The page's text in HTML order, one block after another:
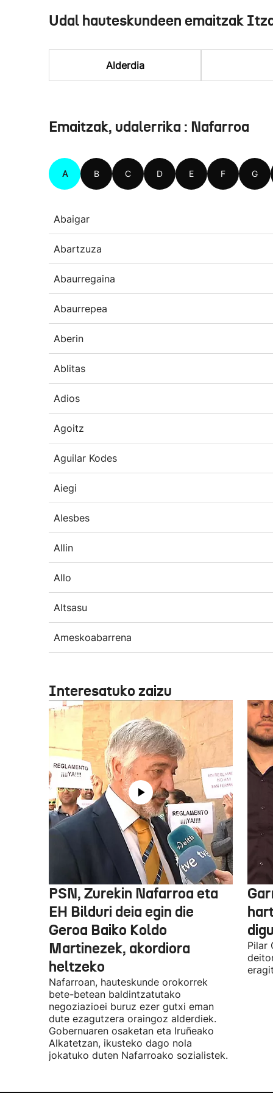
Udal hauteskundeen emaitzak
Alderdia
Emaitzak, udalerrika : Nafarroa
A B C D E F G
Abaigar
Abartzuza
Abaurregaina
Abaurrepea
Aberin
Ablitas
Adios
Agoitz
Aguilar Kodes
Aiegi
Alesbes
Allin
Allo
Altsasu
Ameskoabarrena
Interesatuko zaizu
PSN, Zurekin Nafarroa eta
EH Bilduri deia egin die
Geroa Baiko Koldo
Martinezek, akordiora
heltzeko
Nafarroan, hauteskunde orokorrek
bete-betean baldintzatutako
negoziazioei buruz ezer gutxi eman
dute ezagutzera oraingoz alderdiek.
Gobernuaren osaketan eta Iruñeako
Alkatetzan, ikusteko dago nola
jokatuko duten Nafarroako sozialistek.
Pilar